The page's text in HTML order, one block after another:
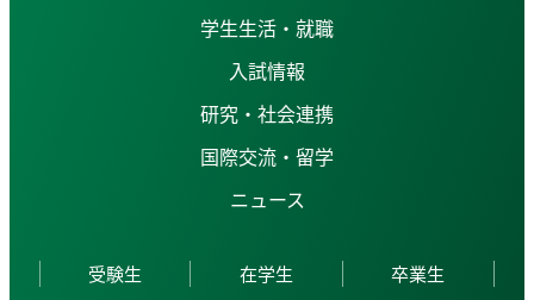
学生生活・就職
入試情報
研究・社会連携
国際交流・留学
ニュース
受験生 在学生 卒業生